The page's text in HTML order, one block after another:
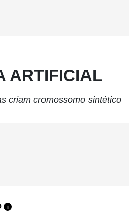
ARTIFICIAL
criam cromossomo sintético
i